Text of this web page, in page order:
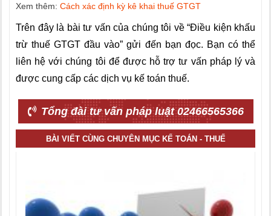
Xem thêm: Cách xác định kỳ kê khai thuế GTGT
Trên đây là bài tư vấn của chúng tôi về “Điều kiện khấu
trừ thuế GTGT đầu vào” gửi đến bạn đọc. Bạn có thể
liên hệ với chúng tôi để được hỗ trợ tư vấn pháp lý và
được cung cấp các dịch vụ kế toán thuế.
Tổng đài tư vấn pháp luật 02466565366
BÀI VIẾT CÙNG CHUYÊN MỤC KẾ TOÁN - THUẾ